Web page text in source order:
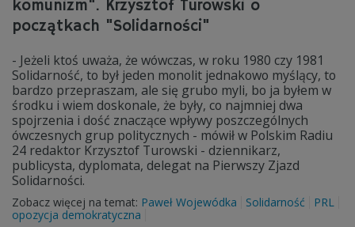
komunizm". Krzysztof Turowski o
początkach "Solidarności"
- Jeżeli ktoś uważa, że wówczas, w roku 1980 czy 1981
Solidarność, to był jeden monolit jednakowo myślący, to
bardzo przepraszam, ale się grubo myli, bo ja byłem w
środku i wiem doskonale, że były, co najmniej dwa
spojrzenia i dość znaczące wpływy poszczególnych
ówczesnych grup politycznych - mówił w Polskim Radiu
24 redaktor Krzysztof Turowski - dziennikarz,
publicysta, dyplomata, delegat na Pierwszy Zjazd
Solidarności.
Zobacz więcej na temat: Paweł Wojewódka Solidarność
PRL
opozycja demokratyczna